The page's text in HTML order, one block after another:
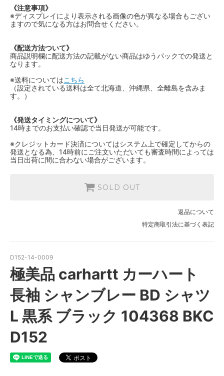
《注意事項》
※ディスプレイにより表示される画像の色が異なる場合もござい
ますので気になる方はお問合せください。
《配送方法ついて》
商品説明欄に配送方法の記載がない商品はゆうパックでの発送と
なります。
※送料についてはこちら
（設定されている送料は全て北海道、沖縄県、全離島を含みま
す。）
《発送タイミングについて》
14時までのお支払い確認で当日発送が可能です。
※クレジットカード決済についてはシステム上で確定してからの
発送となる為、14時前にご注文いただいても審査時間によっては
当日出荷に間に合わない場合がございます。
SOLD OUT
返品について
特定商取引法に基づく表記
D152-14-0009
極美品 carhartt カーハート
長袖 シャンブレー BD シャツ
L 黒系 ブラック 104368 BKC
D152